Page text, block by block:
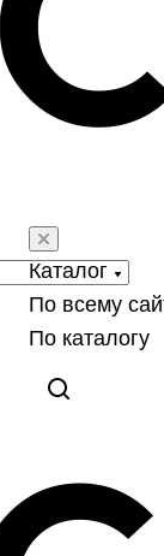
Каталог
По всему
По каталогу